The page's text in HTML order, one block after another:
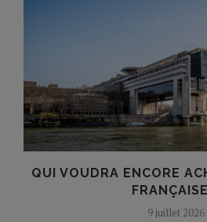
QUI VOUDRA ENCORE
9 juillet 2026